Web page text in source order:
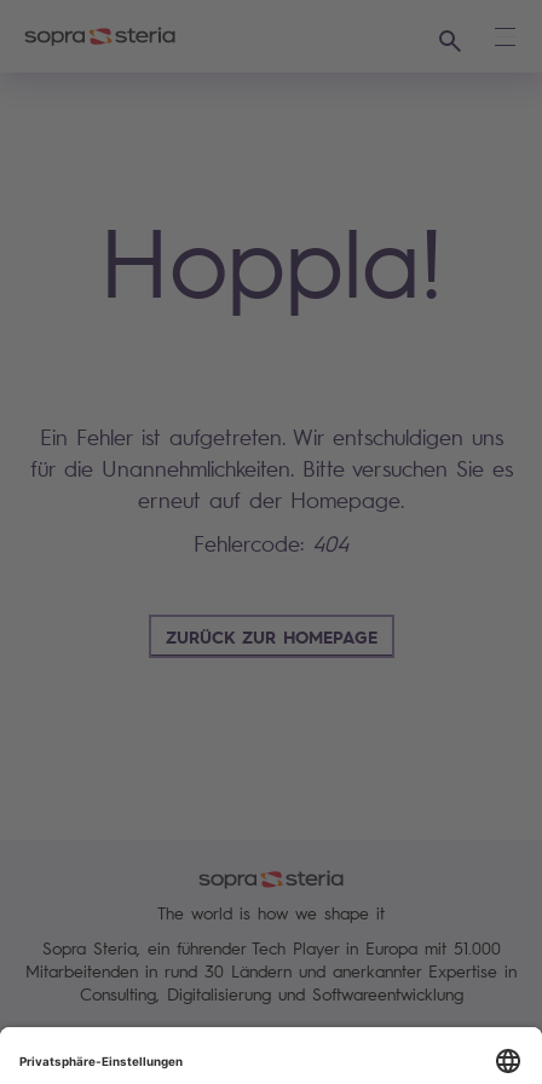
Suchen
Hoppla!
Ein Fehler ist aufgetreten. Wir entschuldigen uns
für die Unannehmlichkeiten. Bitte versuchen Sie es
erneut auf der Homepage.
Fehlercode: 404
ZURÜCK ZUR HOMEPAGE
The world is how we shape it
Sopra Steria, ein führender Tech Player in Europa mit 51.000
Mitarbeitenden in rund 30 Ländern und anerkannter Expertise in
Consulting, Digitalisierung und Softwareentwicklung